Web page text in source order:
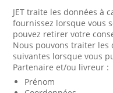
JET traite les données à
fournissez lorsque vous
pouvez retirer votre
Nous pouvons traiter les
suivantes lorsque vous
Partenaire et/ou livreur :
Prénom